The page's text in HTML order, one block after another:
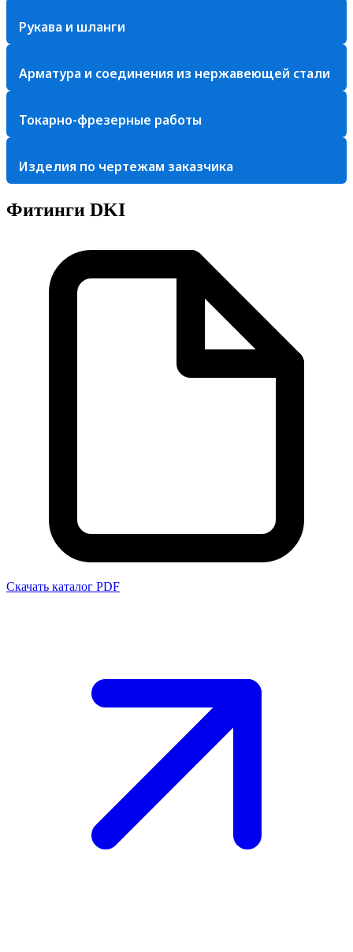
Рукава и шланги
Арматура и соединения из нержавеющей стали
Токарно-фрезерные работы
Изделия по чертежам заказчика
Фитинги DKI
Скачать каталог PDF